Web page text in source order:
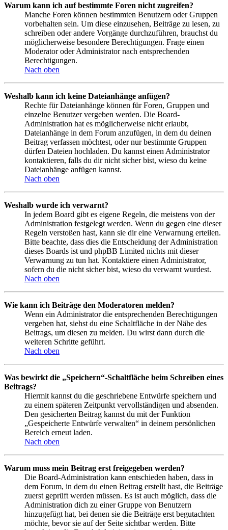
Warum kann ich auf bestimmte Foren nicht zugreifen?
Manche Foren können bestimmten Benutzern oder Gruppen
vorbehalten sein. Um diese einzusehen, Beiträge zu lesen, zu
schreiben oder andere Vorgänge durchzuführen, brauchst du
möglicherweise besondere Berechtigungen. Frage einen
Moderator oder Administrator nach entsprechenden
Berechtigungen.
Nach oben
Weshalb kann ich keine Dateianhänge anfügen?
Rechte für Dateianhänge können für Foren, Gruppen und
einzelne Benutzer vergeben werden. Die Board-
Administration hat es möglicherweise nicht erlaubt,
Dateianhänge in dem Forum anzufügen, in dem du deinen
Beitrag verfassen möchtest, oder nur bestimmte Gruppen
dürfen Dateien hochladen. Du kannst einen Administrator
kontaktieren, falls du dir nicht sicher bist, wieso du keine
Dateianhänge anfügen kannst.
Nach oben
Weshalb wurde ich verwarnt?
In jedem Board gibt es eigene Regeln, die meistens von der
Administration festgelegt werden. Wenn du gegen eine dieser
Regeln verstoßen hast, kann sie dir eine Verwarnung erteilen.
Bitte beachte, dass dies die Entscheidung der Administration
dieses Boards ist und phpBB Limited nichts mit dieser
Verwarnung zu tun hat. Kontaktiere einen Administrator,
sofern du die nicht sicher bist, wieso du verwarnt wurdest.
Nach oben
Wie kann ich Beiträge den Moderatoren melden?
Wenn ein Administrator die entsprechenden Berechtigungen
vergeben hat, siehst du eine Schaltfläche in der Nähe des
Beitrags, um diesen zu melden. Du wirst dann durch die
weiteren Schritte geführt.
Nach oben
Was bewirkt die „Speichern“-Schaltfläche beim Schreiben eines
Beitrags?
Hiermit kannst du die geschriebene Entwürfe speichern und
zu einem späteren Zeitpunkt vervollständigen und absenden.
Den gesicherten Beitrag kannst du mit der Funktion
„Gespeicherte Entwürfe verwalten“ in deinem persönlichen
Bereich erneut laden.
Nach oben
Warum muss mein Beitrag erst freigegeben werden?
Die Board-Administration kann entschieden haben, dass in
dem Forum, in dem du einen Beitrag erstellt hast, die Beiträge
zuerst geprüft werden müssen. Es ist auch möglich, dass die
Administration dich zu einer Gruppe von Benutzern
hinzugefügt hat, bei denen sie die Beiträge erst begutachten
möchte, bevor sie auf der Seite sichtbar werden. Bitte